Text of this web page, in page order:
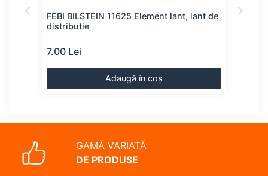
FEBI BILSTEIN 11625 Element lant, lant de
distributie
7.00 Lei
Adaugă în coș
GAMĂ VARIATĂ
DE PRODUSE